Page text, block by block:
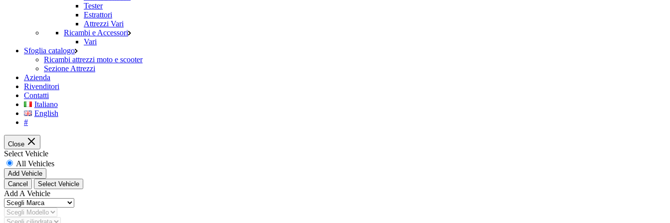
Tester
Estrattori
Attrezzi Vari
Ricambi e Accessori
Vari
Sfoglia catalogo
Ricambi attrezzi moto e scooter
Sezione Attrezzi
Azienda
Rivenditori
Contatti
Italiano
English
#
Close
Select Vehicle
All Vehicles
Add Vehicle
Cancel
Select Vehicle
Add A Vehicle